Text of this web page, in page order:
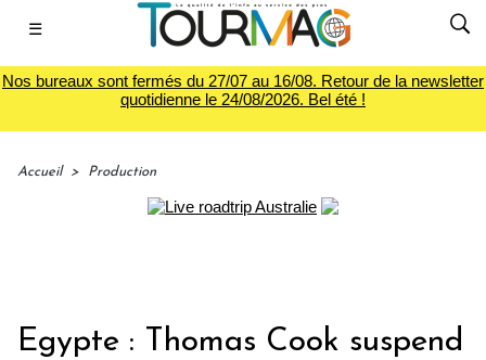
☰
Nos bureaux sont fermés du 27/07 au 16/08. Retour de la newsletter
quotidienne le 24/08/2026. Bel été !
Accueil > Production
Egypte : Thomas Cook suspend